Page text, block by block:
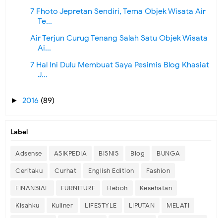
7 Fhoto Jepretan Sendiri, Tema Objek Wisata Air
Te...
Air Terjun Curug Tenang Salah Satu Objek Wisata
Ai...
7 Hal Ini Dulu Membuat Saya Pesimis Blog Khasiat
J...
► 2016 (89)
Label
Adsense ASIKPEDIA BISNIS Blog BUNGA
Ceritaku Curhat English Edition Fashion
FINANSIAL FURNITURE Heboh Kesehatan
Kisahku Kuliner LIFESTYLE LIPUTAN MELATI